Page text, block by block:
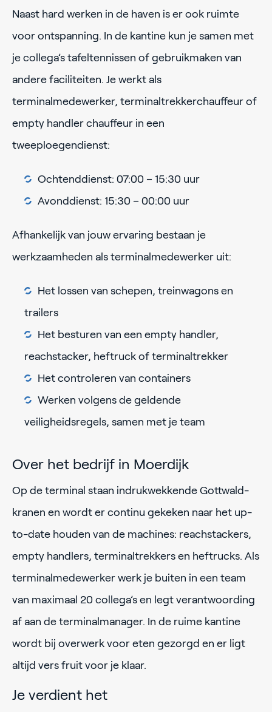
Naast hard werken in de haven is er ook ruimte
voor ontspanning. In de kantine kun je samen met
je collega’s tafeltennissen of gebruikmaken van
andere faciliteiten. Je werkt als
terminalmedewerker, terminaltrekkerchauffeur of
empty handler chauffeur in een
tweeploegendienst:
Ochtenddienst: 07:00 – 15:30 uur
Avonddienst: 15:30 – 00:00 uur
Afhankelijk van jouw ervaring bestaan je
werkzaamheden als terminalmedewerker uit:
Het lossen van schepen, treinwagons en
trailers
Het besturen van een empty handler,
reachstacker, heftruck of terminaltrekker
Het controleren van containers
Werken volgens de geldende
veiligheidsregels, samen met je team
Over het bedrijf in Moerdijk
Op de terminal staan indrukwekkende Gottwald-
kranen en wordt er continu gekeken naar het up-
to-date houden van de machines: reachstackers,
empty handlers, terminaltrekkers en heftrucks. Als
terminalmedewerker werk je buiten in een team
van maximaal 20 collega’s en legt verantwoording
af aan de terminalmanager. In de ruime kantine
wordt bij overwerk voor eten gezorgd en er ligt
altijd vers fruit voor je klaar.
Je verdient het